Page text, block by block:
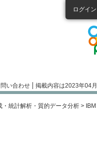
ログイン
い合わせ 掲載内容は2023年04
統計解析・質的データ分析 >